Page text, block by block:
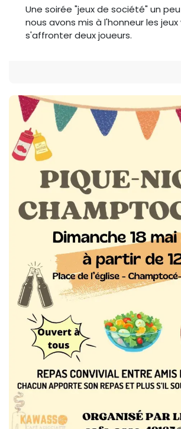
Une soirée "jeux de société" un
nous avons mis à l'honneur les
s'affronter deux joueurs.